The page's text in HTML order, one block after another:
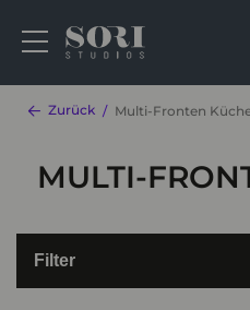
Zurück Multi-Fronten
MULTI-
Filter